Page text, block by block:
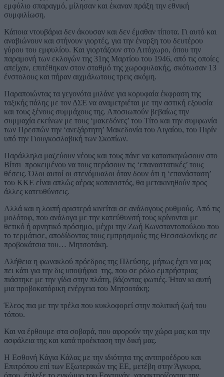
εμφύλιο σπαραγμό, μίλησαν και έκαναν πράξη την εθνική
συμφιλίωση.
Κάποια ντουβάρια δεν άκουσαν και δεν έμαθαν τίποτα. Γι αυτό και
αναβιώνουν και στήνουν γιορτές, για την έναρξη του δευτέρου
γύρου του εμφυλίου. Και γιορτάζουν στο Λιτόχωρο, όπου την
παραμονή των εκλογών της 31ης Μαρτίου του 1946, από τις οποίες
απείχαν, επιτέθηκαν στον σταθμό της χωροφυλακής, σκότωσαν 13
ένστολους και πήραν αιχμάλωτους τρεις ακόμη.
Παραποιώντας τα γεγονότα μιλάνε για κορυφαία έκφραση της
ταξικής πάλης με τον ΔΣΕ να αναμετριέται με την αστική εξουσία
και τους ξένους συμμάχους της. Αποσιωπούν βεβαίως την
συμμαχία εκείνων με τους ‘μακεδόνες’ του Τίτο και την συμφωνία
των Πρεσπών την ‘ανεξάρτητη’ Μακεδονία του Αιγαίου, του Πιρίν
υπό την Γιουγκοσλαβική των Σκοπίων.
Παράλληλα μαζεύουν νέους και τους πάνε να κατασκηνώσουν στο
Βίτσι προκειμένου να τους περάσουν τις ‘επαναστατικές’ τους
θέσεις. Όλοι αυτοί οι στενόμυαλοι όταν δουν ότι η ‘επανάσταση’
του ΚΚΕ είναι απλώς αέρας κοπανιστός, θα μετακινηθούν προς
άλλες κατευθύνσεις.
Αλλά και η λοιπή αριστερά κινείται σε ανάλογους ρυθμούς. Από τις
μολότοφ, που ανάλογα με την κατεύθυνσή τους κρίνονται με
θετικό ή αρνητικό πρόσημο, μέχρι την Ζωή Κωνσταντοπούλου που
το τερμάτισε, αποδίδοντας τους εμπρησμούς της Θεσσαλονίκης σε
προβοκάτσια του… Μητσοτάκη.
Αλήθεια η φωνακλού πρόεδρος της Πλεύσης, μήπως έχει να μας
πει κάτι για την δις υποψήφια της, που σε ρόλο εμπρήστριας
πιάστηκε με την γίδα στην πλάτη, βάζοντας φωτιές. Ήταν κι αυτή
μια προβοκατόρικη ενέργεια του Μητσοτάκη;
Έλεος πια με την τρέλα που κυκλοφορεί στην πολιτική ζωή του
τόπου.
Και να έρθουμε στα σοβαρά, που αφορούν την χώρα μας και την
ασφάλεια της και κατά προέκταση την δική μας.
Η Εσθονή Κάγια Κάλας με την ιδιότητα της αντιπροέδρου και
Επιτρόπου επί των Εξωτερικών της ΕΕ, μετέβη στην Άγκυρα,
όπου .έπλεξε το εγκώμιο του Ερντογάν, χαρακτηρίζοντας την